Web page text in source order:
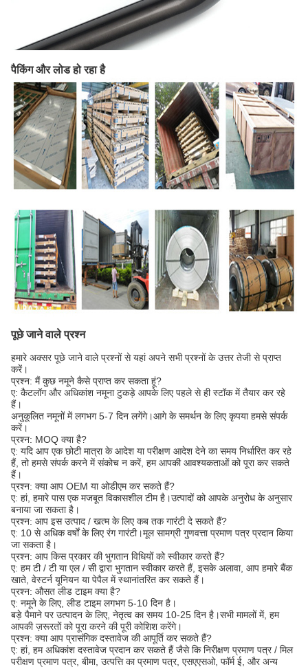
पैकिंग और लोड हो रहा है
पूछे जाने वाले प्रश्न
हमारे अक्सर पूछे जाने वाले प्रश्नों से यहां अपने सभी प्रश्नों के उत्तर तेजी से प्राप्त
करें।
प्रश्न: मैं कुछ नमूने कैसे प्राप्त कर सकता हूं?
ए: कैटलॉग और अधिकांश नमूना टुकड़े आपके लिए पहले से ही स्टॉक में तैयार कर रहे
हैं।
अनुकूलित नमूनों में लगभग 5-7 दिन लगेंगे।आगे के समर्थन के लिए कृपया हमसे संपर्क
करें।
प्रश्न: MOQ क्या है?
ए: यदि आप एक छोटी मात्रा के आदेश या परीक्षण आदेश देने का समय निर्धारित कर रहे
हैं, तो हमसे संपर्क करने में संकोच न करें, हम आपकी आवश्यकताओं को पूरा कर सकते
हैं।
प्रश्न: क्या आप OEM या ओडीएम कर सकते हैं?
ए: हां, हमारे पास एक मजबूत विकासशील टीम है।उत्पादों को आपके अनुरोध के अनुसार
बनाया जा सकता है।
प्रश्न: आप इस उत्पाद / खत्म के लिए कब तक गारंटी दे सकते हैं?
ए: 10 से अधिक वर्षों के लिए रंग गारंटी।मूल सामग्री गुणवत्ता प्रमाण पत्र प्रदान किया
जा सकता है।
प्रश्न: आप किस प्रकार की भुगतान विधियों को स्वीकार करते हैं?
ए: हम टी / टी या एल / सी द्वारा भुगतान स्वीकार करते हैं, इसके अलावा, आप हमारे बैंक
खाते, वेस्टर्न यूनियन या पेपैल में स्थानांतरित कर सकते हैं।
प्रश्न: औसत लीड टाइम क्या है?
ए: नमूने के लिए, लीड टाइम लगभग 5-10 दिन है।
बड़े पैमाने पर उत्पादन के लिए, नेतृत्व का समय 10-25 दिन है।सभी मामलों में, हम
आपकी ज़रूरतों को पूरा करने की पूरी कोशिश करेंगे।
प्रश्न: क्या आप प्रासंगिक दस्तावेज की आपूर्ति कर सकते हैं?
ए: हां, हम अधिकांश दस्तावेज प्रदान कर सकते हैं जैसे कि निरीक्षण प्रमाण पत्र / मिल
परीक्षण प्रमाण पत्र, बीमा, उत्पत्ति का प्रमाण पत्र, एसएएसओ, फॉर्म ई, और अन्य